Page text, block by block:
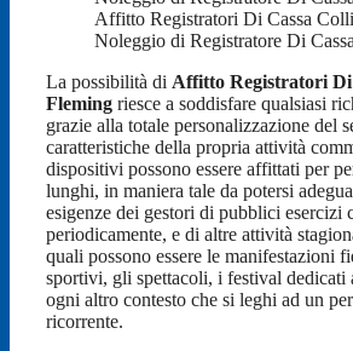
Affitto Registratori Di Cassa
Noleggio di Registratore Di
La possibilità di Affitto Registratori Di
Fleming riesce a soddisfare qualsiasi
grazie alla totale personalizzazione del
caratteristiche della propria attività
dispositivi possono essere affittati per
lunghi, in maniera tale da potersi
esigenze dei gestori di pubblici esercizi
periodicamente, e di altre attività
quali possono essere le manifestazioni
sportivi, gli spettacoli, i festival dedicati
ogni altro contesto che si leghi ad un
ricorrente.